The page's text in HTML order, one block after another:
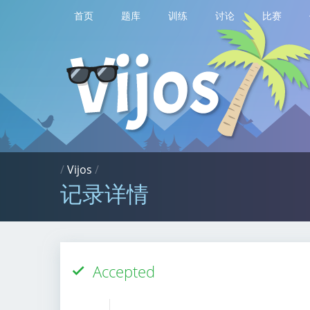
首页 题库 训练 讨论 比赛
/Vijos /
记录详情
Accepted